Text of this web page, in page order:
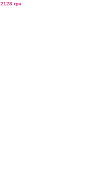
2128 грн